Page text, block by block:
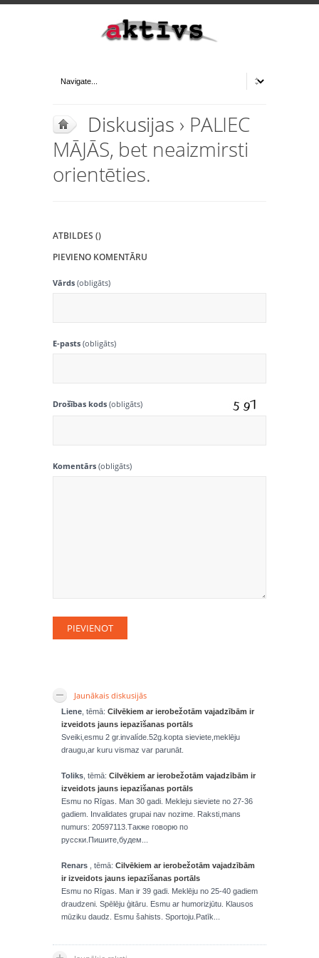
Diskusijas › PALIEC
MĀJĀS, bet neaizmirsti
orientēties.
ATBILDES ()
PIEVIENO KOMENTĀRU
Vārds (obligāts)
E-pasts (obligāts)
Drošības kods (obligāts)
Komentārs (obligāts)
Jaunākais diskusijās
Liene , tēmā: Cilvēkiem ar ierobežotām vajadzībām ir
izveidots jauns iepazīšanas portāls
Sveiki,esmu 2 gr.invalíde.52g.kopta sieviete,meklēju
draugu,ar kuru vismaz var parunāt.
Toliks , tēmā: Cilvēkiem ar ierobežotām vajadzībām ir
izveidots jauns iepazīšanas portāls
Esmu no Rīgas. Man 30 gadi. Mekleju sieviete no 27-36
gadiem. Invalidates grupai nav nozime. Raksti,mans
numurs: 20597113.Также говорю по
русски.Пишите,будем...
Renars , tēmā: Cilvēkiem ar ierobežotām vajadzībām
ir izveidots jauns iepazīšanas portāls
Esmu no Rīgas. Man ir 39 gadi. Meklēju no 25-40 gadiem
draudzeni. Spēlēju ģitāru. Esmu ar humorizjūtu. Klausos
mūziku daudz. Esmu šahists. Sportoju.Patīk...